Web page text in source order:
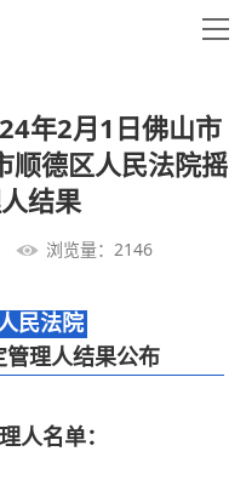
年2月1日佛山市
顺德区人民法院摇
结果
浏览量：2146
民法院
管理人结果公布
人名单：